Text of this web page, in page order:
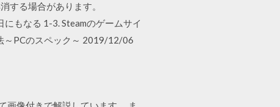
する場合があります。
もなる 1-3. Steamのゲームサイ
～PCのスペック～ 2019/12/06